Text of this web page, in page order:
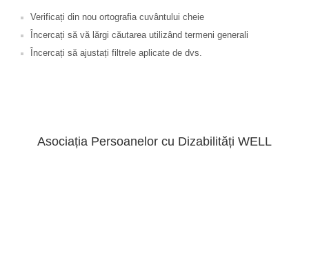
Verificați din nou ortografia cuvântului cheie
Încercați să vă lărgi căutarea utilizând termeni generali
Încercați să ajustați filtrele aplicate de dvs.
Asociația Persoanelor cu Dizabilități WELL